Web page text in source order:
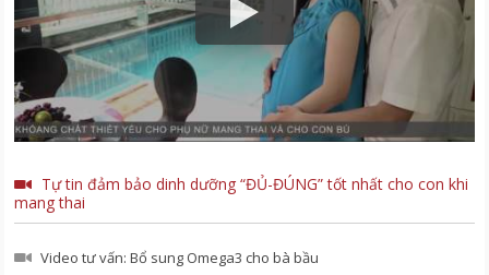
Tự tin đảm bảo dinh dưỡng “ĐỦ-ĐÚNG” tốt nhất cho con khi
mang thai
Video tư vấn: Bổ sung Omega3 cho bà bầu